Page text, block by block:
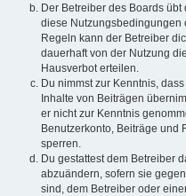
Der Betreiber des Boards
diese Nutzungsbedingungen
Regeln kann der Betreiber
dauerhaft von der Nutzung
Hausverbot erteilen.
Du nimmst zur Kenntnis,
Inhalte von Beiträgen
er nicht zur Kenntnis
Benutzerkonto, Beiträge und
sperren.
Du gestattest dem Betreiber
abzuändern, sofern sie
sind, dem Betreiber oder